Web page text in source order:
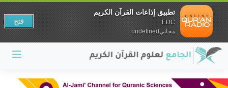
تطبيق إذاعات القرآن الكريم
EDC
مجانيundefined
فتح